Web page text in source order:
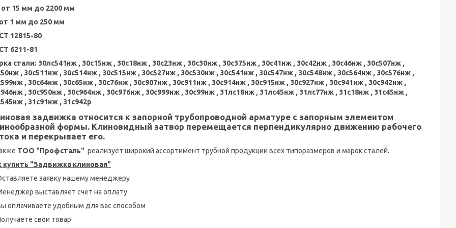
15 мм до 2200 мм
1 мм до 250 мм
12815-80
6211-81
стали: 30лс541нж , 30с15нж , 30с18нж , 30с23нж , 30с30нж , 30с375нж , 30с41нж , 30с42нж , 30с46нж , 30с507нж ,
, 30с511нж , 30с514нж , 30с515нж , 30с527нж , 30с530нж , 30с541нж , 30с547нж , 30с548нж , 30с564нж , 30с576нж ,
, 30с64нж , 30с65нж , 30с76нж , 30с907нж , 30с911нж , 30с914нж , 30с915нж , 30с927нж , 30с941нж , 30с942нж ,
, 30с950нж , 30с964нж , 30с976нж , 30с999нж , 30с99нж , 31лс18нж , 31лс45нж , 31лс77нж , 31с18нж , 31с45нж ,
, 31с91нж , 31с942р
задвижка относится к запорной трубопроводной арматуре с запорным элементом
формы. Клиновидный затвор перемещается перпендикулярно движению рабочего
и перекрывает его.
ТОО "Профсталь" реализует широкий ассортимент трубной продукции всех типоразмеров и марок сталей.
купить "Задвижка клиновая"
заявку нашему менеджеру
выставляет счет на оплату
оплачиваете удобным для вас способом
свои товар